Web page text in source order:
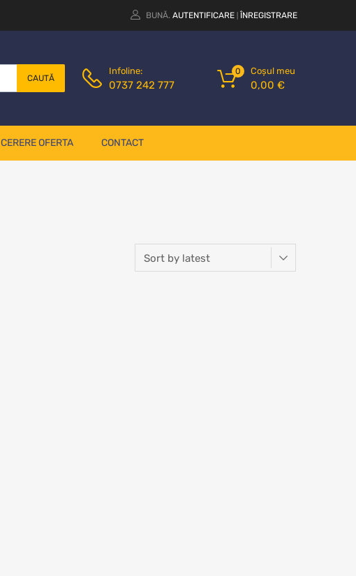
BUNĂ. AUTENTIFICARE ÎNREGISTRARE
CAUTĂ
Infoline:
0737 242 777
Coșul meu
0,00 €
0
CERERE OFERTA CONTACT